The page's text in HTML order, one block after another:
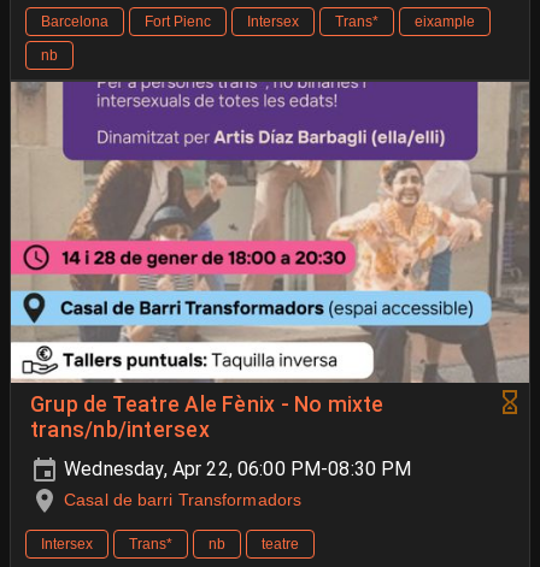
Barcelona Fort Pienc Intersex Trans*
eixample
nb
Grup de Teatre Ale Fènix - No mixte
trans/nb/intersex
Wednesday, Apr 22, 06:00 PM-08:30 PM
Casal de barri Transformadors
Intersex Trans* nb teatre